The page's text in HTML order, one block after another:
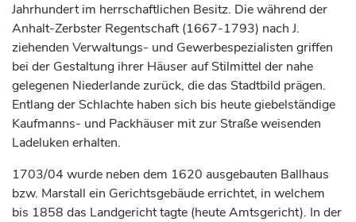
Jahrhundertim herrschaftlichen Besitz. Die während der
Anhalt-Zerbster Regentschaft (1667-1793) nach J.
ziehenden Verwaltungs- und Gewerbespezialisten griffen
bei der Gestaltung ihrer Häuser auf Stilmittel der nahe
gelegenen Niederlande zurück, die das Stadtbild prägen.
Entlang der Schlachte haben sich bis heute giebelständige
Kaufmanns- und Packhäuser mit zur Straße weisenden
Ladeluken erhalten.
1703/04 wurde neben dem 1620 ausgebauten Ballhaus
bzw. Marstall ein Gerichtsgebäude errichtet, in welchem
bis 1858 das Landgericht tagte (heute Amtsgericht). In der